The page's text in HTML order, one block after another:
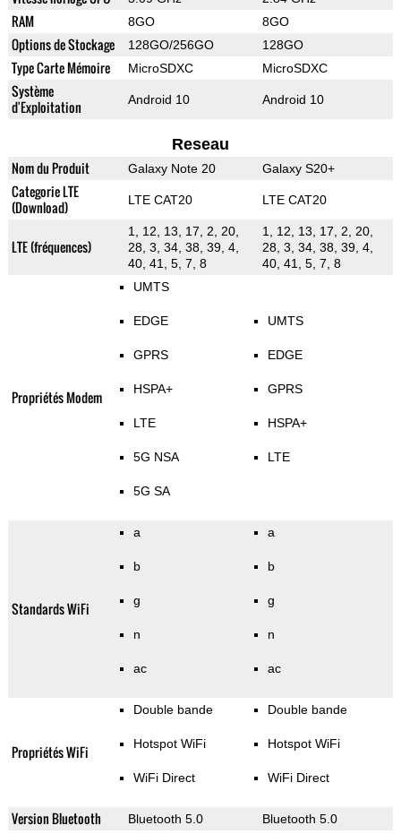
RAM 8GO 8GO
Options de Stockage 128GO/256GO 128GO
Type Carte Mémoire MicroSDXC MicroSDXC
Système
d'Exploitation
Android 10 Android 10
Reseau
Nom du Produit Galaxy Note 20 Galaxy S20+
Categorie LTE
(Download)
LTE CAT20 LTE CAT20
LTE (fréquences)
1, 12, 13, 17, 2, 20,
28, 3, 34, 38, 39, 4,
40, 41, 5, 7, 8
1, 12, 13, 17, 2, 20,
28, 3, 34, 38, 39, 4,
40, 41, 5, 7, 8
Propriétés Modem
UMTS
EDGE
GPRS
HSPA+
LTE
5G NSA
5G SA
UMTS
EDGE
GPRS
HSPA+
LTE
Standards WiFi
a
b
g
n
ac
a
b
g
n
ac
Propriétés WiFi
Double bande
Hotspot WiFi
WiFi Direct
Double bande
Hotspot WiFi
WiFi Direct
Version Bluetooth Bluetooth 5.0 Bluetooth 5.0